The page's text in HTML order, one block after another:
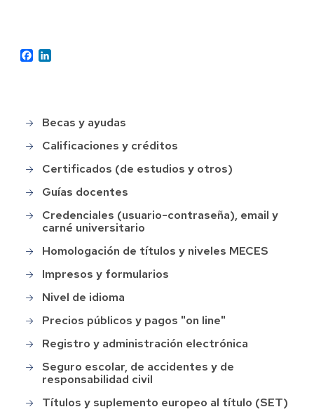
Facebook
Main
menu
Becas y ayudas
Calificaciones y créditos
Certificados (de estudios y otros)
Guías docentes
Credenciales (usuario-contraseña), email y
carné universitario
Homologación de títulos y niveles MECES
Impresos y formularios
Nivel de idioma
Precios públicos y pagos "on line"
Registro y administración electrónica
Seguro escolar, de accidentes y de
responsabilidad civil
Títulos y suplemento europeo al título (SET)